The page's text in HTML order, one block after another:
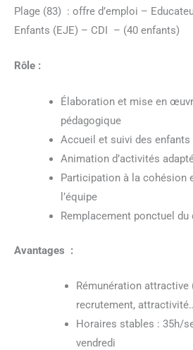
Plage (83) : offre d’emploi –
Enfants (EJE) – CDI – (40 enfants)
Rôle :
Élaboration et mise en
pédagogique
Accueil et suivi des
Animation d’activités
Participation à la cohésion
l’équipe
Remplacement ponctuel
Avantages :
Rémunération
recrutement,
Horaires stables : 35h/
vendredi